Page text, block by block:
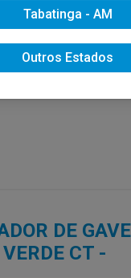
DE
CT -
Tabatinga - AM
Outros Estados